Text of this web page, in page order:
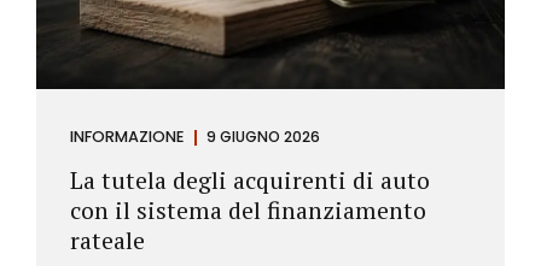
INFORMAZIONE 9 GIUGNO 2026
La tutela degli acquirenti di auto
con il sistema del finanziamento
rateale